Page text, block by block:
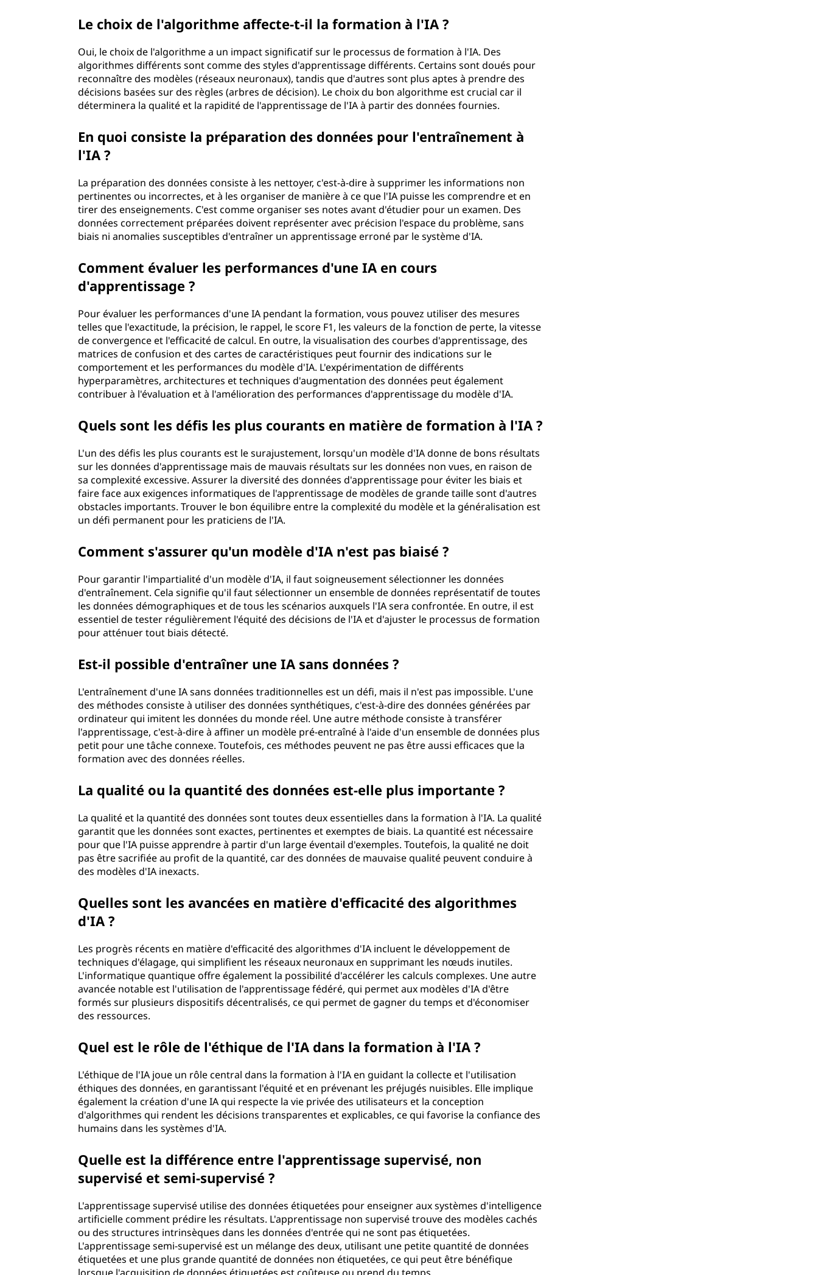
Le choix de l'algorithme affecte-t-il la formation à l'IA ?
Oui, le choix de l'algorithme a un impact significatif sur le processus de formation à l'IA. Des
algorithmes différents sont comme des styles d'apprentissage différents. Certains sont doués pour
reconnaître des modèles (réseaux neuronaux), tandis que d'autres sont plus aptes à prendre des
décisions basées sur des règles (arbres de décision). Le choix du bon algorithme est crucial car il
déterminera la qualité et la rapidité de l'apprentissage de l'IA à partir des données fournies.
En quoi consiste la préparation des données pour l'entraînement à
l'IA ?
La préparation des données consiste à les nettoyer, c'est-à-dire à supprimer les informations non
pertinentes ou incorrectes, et à les organiser de manière à ce que l'IA puisse les comprendre et en
tirer des enseignements. C'est comme organiser ses notes avant d'étudier pour un examen. Des
données correctement préparées doivent représenter avec précision l'espace du problème, sans
biais ni anomalies susceptibles d'entraîner un apprentissage erroné par le système d'IA.
Comment évaluer les performances d'une IA en cours
d'apprentissage ?
Pour évaluer les performances d'une IA pendant la formation, vous pouvez utiliser des mesures
telles que l'exactitude, la précision, le rappel, le score F1, les valeurs de la fonction de perte, la vitesse
de convergence et l'efficacité de calcul. En outre, la visualisation des courbes d'apprentissage, des
matrices de confusion et des cartes de caractéristiques peut fournir des indications sur le
comportement et les performances du modèle d'IA. L'expérimentation de différents
hyperparamètres, architectures et techniques d'augmentation des données peut également
contribuer à l'évaluation et à l'amélioration des performances d'apprentissage du modèle d'IA.
Quels sont les défis les plus courants en matière de formation à l'IA ?
L'un des défis les plus courants est le surajustement, lorsqu'un modèle d'IA donne de bons résultats
sur les données d'apprentissage mais de mauvais résultats sur les données non vues, en raison de
sa complexité excessive. Assurer la diversité des données d'apprentissage pour éviter les biais et
faire face aux exigences informatiques de l'apprentissage de modèles de grande taille sont d'autres
obstacles importants. Trouver le bon équilibre entre la complexité du modèle et la généralisation est
un défi permanent pour les praticiens de l'IA.
Comment s'assurer qu'un modèle d'IA n'est pas biaisé ?
Pour garantir l'impartialité d'un modèle d'IA, il faut soigneusement sélectionner les données
d'entraînement. Cela signifie qu'il faut sélectionner un ensemble de données représentatif de toutes
les données démographiques et de tous les scénarios auxquels l'IA sera confrontée. En outre, il est
essentiel de tester régulièrement l'équité des décisions de l'IA et d'ajuster le processus de formation
pour atténuer tout biais détecté.
Est-il possible d'entraîner une IA sans données ?
L'entraînement d'une IA sans données traditionnelles est un défi, mais il n'est pas impossible. L'une
des méthodes consiste à utiliser des données synthétiques, c'est-à-dire des données générées par
ordinateur qui imitent les données du monde réel. Une autre méthode consiste à transférer
l'apprentissage, c'est-à-dire à affiner un modèle pré-entraîné à l'aide d'un ensemble de données plus
petit pour une tâche connexe. Toutefois, ces méthodes peuvent ne pas être aussi efficaces que la
formation avec des données réelles.
La qualité ou la quantité des données est-elle plus importante ?
La qualité et la quantité des données sont toutes deux essentielles dans la formation à l'IA. La qualité
garantit que les données sont exactes, pertinentes et exemptes de biais. La quantité est nécessaire
pour que l'IA puisse apprendre à partir d'un large éventail d'exemples. Toutefois, la qualité ne doit
pas être sacrifiée au profit de la quantité, car des données de mauvaise qualité peuvent conduire à
des modèles d'IA inexacts.
Quelles sont les avancées en matière d'efficacité des algorithmes
d'IA ?
Les progrès récents en matière d'efficacité des algorithmes d'IA incluent le développement de
techniques d'élagage, qui simplifient les réseaux neuronaux en supprimant les nœuds inutiles.
L'informatique quantique offre également la possibilité d'accélérer les calculs complexes. Une autre
avancée notable est l'utilisation de l'apprentissage fédéré, qui permet aux modèles d'IA d'être
formés sur plusieurs dispositifs décentralisés, ce qui permet de gagner du temps et d'économiser
des ressources.
Quel est le rôle de l'éthique de l'IA dans la formation à l'IA ?
L'éthique de l'IA joue un rôle central dans la formation à l'IA en guidant la collecte et l'utilisation
éthiques des données, en garantissant l'équité et en prévenant les préjugés nuisibles. Elle implique
également la création d'une IA qui respecte la vie privée des utilisateurs et la conception
d'algorithmes qui rendent les décisions transparentes et explicables, ce qui favorise la confiance des
humains dans les systèmes d'IA.
Quelle est la différence entre l'apprentissage supervisé, non
supervisé et semi-supervisé ?
L'apprentissage supervisé utilise des données étiquetées pour enseigner aux systèmes d'intelligence
artificielle comment prédire les résultats. L'apprentissage non supervisé trouve des modèles cachés
ou des structures intrinsèques dans les données d'entrée qui ne sont pas étiquetées.
L'apprentissage semi-supervisé est un mélange des deux, utilisant une petite quantité de données
étiquetées et une plus grande quantité de données non étiquetées, ce qui peut être bénéfique